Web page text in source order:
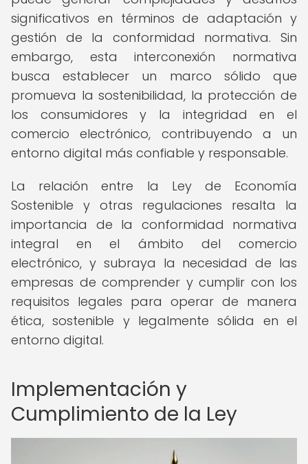
significativos en términos de adaptación y
gestión de la conformidad normativa. Sin
embargo, esta interconexión normativa
busca establecer un marco sólido que
promueva la sostenibilidad, la protección de
los consumidores y la integridad en el
comercio electrónico, contribuyendo a un
entorno digital más confiable y responsable.
La relación entre la Ley de Economía
Sostenible y otras regulaciones resalta la
importancia de la conformidad normativa
integral en el ámbito del comercio
electrónico, y subraya la necesidad de las
empresas de comprender y cumplir con los
requisitos legales para operar de manera
ética, sostenible y legalmente sólida en el
entorno digital.
Implementación y
Cumplimiento de la Ley